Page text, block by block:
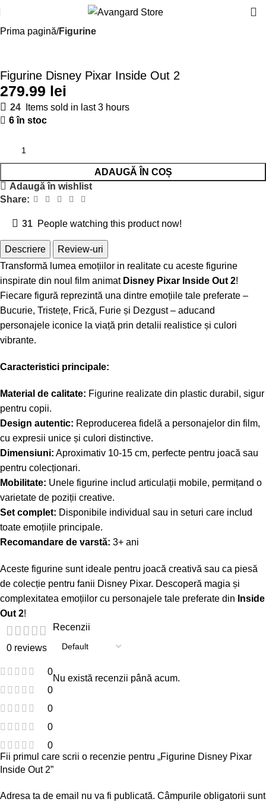
Prima pagină Figurine
Figurine Disney Pixar Inside Out 2
lei
24
Items sold in last 3 hours
6 în stoc
ADAUGĂ ÎN COȘ
Adaugă în wishlist
Share:
31 People watching this product now!
Descriere
Review-uri
Transformă lumea emoțiilor in realitate cu aceste figurine
inspirate din noul film animat Disney Pixar Inside Out 2!
Fiecare figură reprezintă una dintre emoțiile tale preferate –
Bucurie, Tristețe, Frică, Furie și Dezgust – aducand
personajele iconice la viață prin detalii realistice și culori
vibrante.
Caracteristici principale:
Material de calitate: Figurine realizate din plastic durabil, sigur
pentru copii.
Design autentic: Reproducerea fidelă a personajelor din film,
cu expresii unice și culori distinctive.
Dimensiuni: Aproximativ 10-15 cm, perfecte pentru joacă sau
pentru colecționari.
Mobilitate: Unele figurine includ articulații mobile, permițand o
varietate de poziții creative.
Set complet: Disponibile individual sau in seturi care includ
toate emoțiile principale.
Recomandare de varstă: 3+ ani
Aceste figurine sunt ideale pentru joacă creativă sau ca piesă
de colecție pentru fanii Disney Pixar. Descoperă magia și
complexitatea emoțiilor cu personajele tale preferate din Inside
Out 2!
0 reviews
0
0
0
0
0
Recenzii
Nu există recenzii până acum.
Fii primul care scrii o recenzie pentru „Figurine Disney Pixar
Inside Out 2”
Adresa ta de email nu va fi publicată. Câmpurile obligatorii sunt